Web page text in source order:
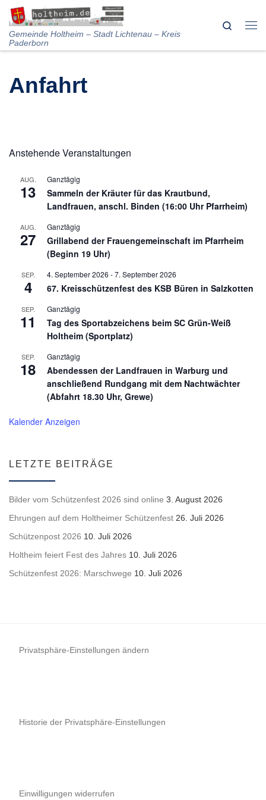
Skip to content
Gemeinde Holtheim – Stadt Lichtenau – Kreis
Paderborn
Search
Anfahrt
Anstehende Veranstaltungen
AUG.
13
Ganztägig
Sammeln der Kräuter für das Krautbund,
Landfrauen, anschl. Binden (16:00 Uhr Pfarrheim)
AUG.
27
Ganztägig
Grillabend der Frauengemeinschaft im Pfarrheim
(Beginn 19 Uhr)
SEP.
4
4. September 2026 -7. September 2026
67. Kreisschützenfest des KSB Büren in Salzkotten
SEP.
11
Ganztägig
Tag des Sportabzeichens beim SC Grün-Weiß
Holtheim (Sportplatz)
SEP.
18
Ganztägig
Abendessen der Landfrauen in Warburg und
anschließend Rundgang mit dem Nachtwächter
(Abfahrt 18.30 Uhr, Grewe)
Kalender Anzeigen
LETZTE BEITRÄGE
Bilder vom Schützenfest 2026 sind online 3. August 2026
Ehrungen auf dem Holtheimer Schützenfest 26. Juli 2026
Schützenpost 2026 10. Juli 2026
Holtheim feiert Fest des Jahres 10. Juli 2026
Schützenfest 2026: Marschwege 10. Juli 2026
Privatsphäre-Einstellungen ändern
Historie der Privatsphäre-Einstellungen
Einwilligungen widerrufen